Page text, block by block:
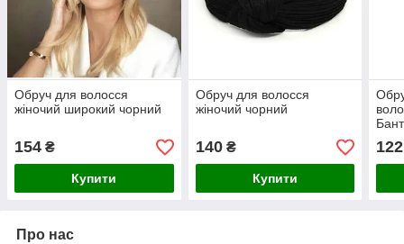
Обруч для волосся
жіночий широкий чорний
154 ₴
Купити
Обруч для волосся
жіночий чорний
140₴
Купити
Бант
122
Про нас